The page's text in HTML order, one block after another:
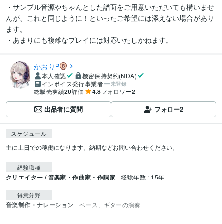
・サンプル音源やちゃんとした譜面をご用意いただいても構いませ
んが、これと同じように！といったご希望には添えない場合があり
ます。
・あまりにも複雑なプレイには対応いたしかねます。
かおりP
本人確認
機密保持契約(NDA)
インボイス発行事業者
未登録
総販売実績20評価 4.8フォロワー2
出品者に質問 フォロー2
スケジュール
主に土日での稼働になります。納期などお問い合わせください。
経験職種
クリエイター / 音楽家・作曲家・作詞家 経験年数 : 15年
得意分野
音楽制作・ナレーション ベース、ギターの演奏